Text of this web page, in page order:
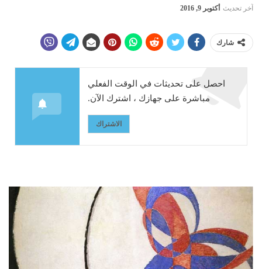
آخر تحديث أكتوبر 9, 2016
شارك
احصل على تحديثات في الوقت الفعلي
مباشرة على جهازك ، اشترك الآن.
الاشتراك